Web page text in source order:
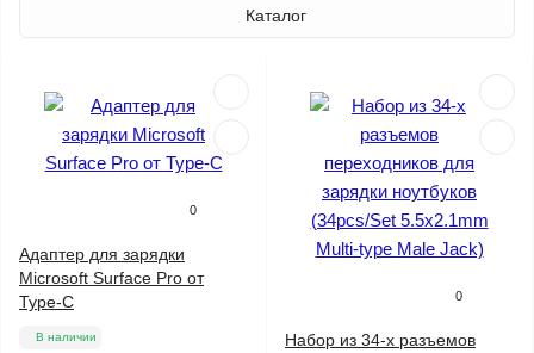
Каталог
0
Адаптер для зарядки
Microsoft Surface Pro от
Type-C
В наличии
0
Набор из 34-х разъемов